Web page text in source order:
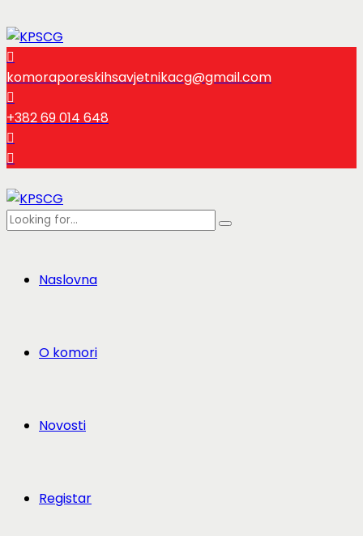
komoraporeskihsavjetnikacg@gmail.com
+382 69 014 648
Naslovna
O komori
Novosti
Registar